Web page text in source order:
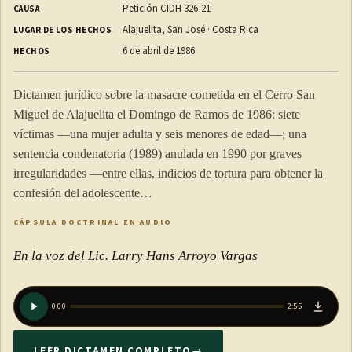
cual sirven como indicios: el capital invertido en la
explotación, el volumen de las transacciones de toda clase e
ingresos de otros períodos, la existencia de mercaderías y
productos, el monto de las compras y las ventas efectuadas, el
rendimiento normal del negocio o la explotación objeto de la
investigación o el de empresas similares ubicadas en la misma
plaza; los salarios, el alquiler de negocio, los combustibles, la
energía eléctrica y otros gastos generales, el alquiler de la
casa de habitación, los gastos particulares del contribuyente y
elementos de juicio que obren en poder de la Municipalidad o
que esta reciba o requiera de terceros.
ARTÍCULO 9
CAUSA Petición CIDH 326-21
LUGAR DE LOS HECHOS Alajuelita, San José · Costa Rica
HECHOS 6 de abril de 1986
Dictamen jurídico sobre la masacre cometida en el Cerro San
Miguel de Alajuelita el Domingo de Ramos de 1986: siete
víctimas —una mujer adulta y seis menores de edad—; una
sentencia condenatoria (1989) anulada en 1990 por graves
irregularidades —entre ellas, indicios de tortura para obtener la
confesión del adolescente…
CÁPSULA DOCTRINAL EN AUDIO
En la voz del Lic. Larry Hans Arroyo Vargas
0:00 2:55